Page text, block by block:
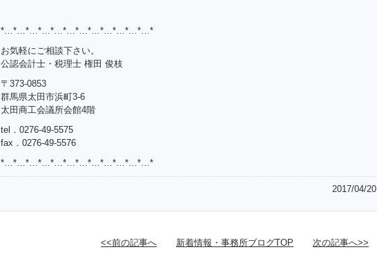
*…*…*…*…*…*…*…*…*…*…*…*…*
お気軽にご相談下さい。
公認会計士・税理士 権田 俊枝
〒373-0853
群馬県太田市浜町3-6
太田商工会議所会館4階
tel．0276-49-5575
fax．0276-49-5576
*…*…*…*…*…*…*…*…*…*…*…*…*
2017/04/20
<<前の記事へ 新着情報・事務所ブログTOP 次の記事へ>>